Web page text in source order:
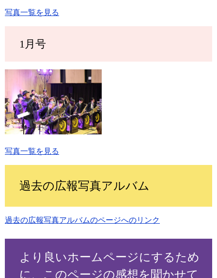
写真一覧を見る
1月号
写真一覧を見る
過去の広報写真アルバム
過去の広報写真アルバムのページへのリンク
より良いホームページにするため
に、このページの感想を聞かせて